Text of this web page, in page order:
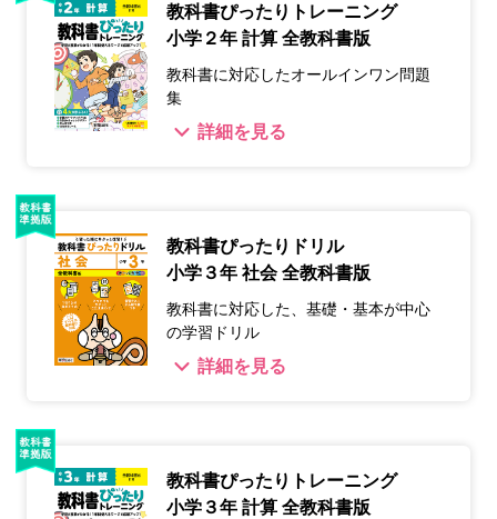
教科書ぴったりトレーニング
小学２年 計算 全教科書版
教科書に対応したオールインワン問題
集
詳細を見る
教科書ぴったりドリル
小学３年 社会 全教科書版
教科書に対応した、基礎・基本が中心
の学習ドリル
詳細を見る
教科書ぴったりトレーニング
小学３年 計算 全教科書版